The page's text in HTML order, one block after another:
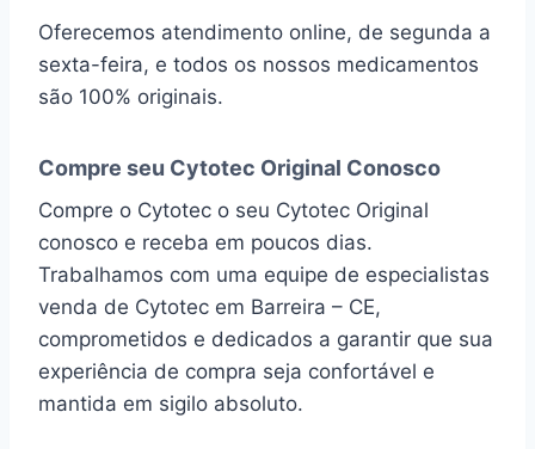
Oferecemos atendimento online, de segunda a
sexta-feira, e todos os nossos medicamentos
são 100% originais.
Compre seu Cytotec Original Conosco
Compre o Cytotec o seu Cytotec Original
conosco e receba em poucos dias.
Trabalhamos com uma equipe de especialistas
venda de Cytotec em Barreira – CE,
comprometidos e dedicados a garantir que sua
experiência de compra seja confortável e
mantida em sigilo absoluto.